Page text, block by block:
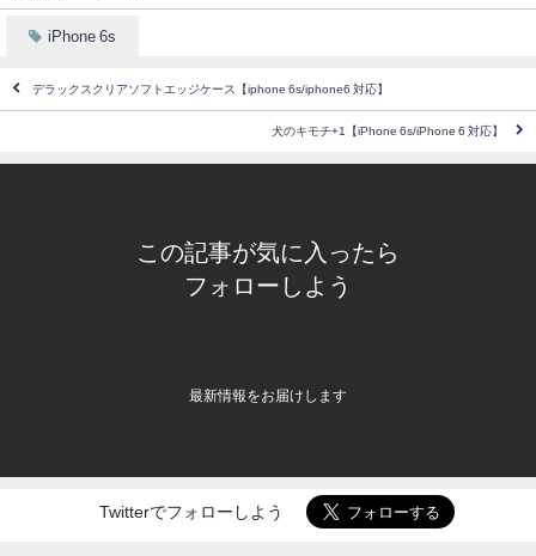
iPhone 6s
デラックスクリアソフトエッジケース【iphone 6s/iphone6 対応】
犬のキモチ+1【iPhone 6s/iPhone 6 対応】
この記事が気に入ったら
フォローしよう
最新情報をお届けします
Twitterでフォローしよう